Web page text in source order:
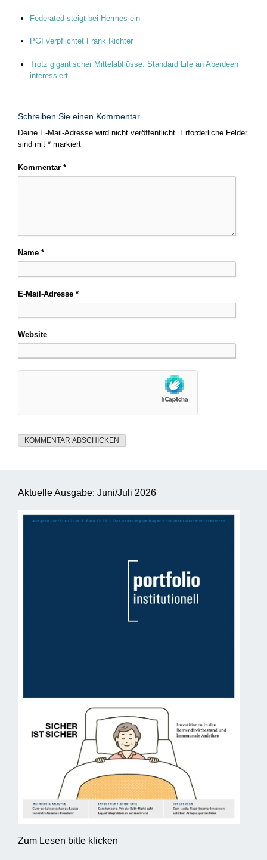
Federated steigt bei Hermes ein
PGI verpflichtet Frank Richter
Trotz gigantischer Mittelabflüsse: Standard Life an Aberdeen
interessiert
Schreiben Sie einen Kommentar
Deine E-Mail-Adresse wird nicht veröffentlicht. Erforderliche Felder
sind mit * markiert
Kommentar *
Name *
E-Mail-Adresse *
Website
Aktuelle Ausgabe: Juni/Juli 2026
Zum Lesen bitte klicken